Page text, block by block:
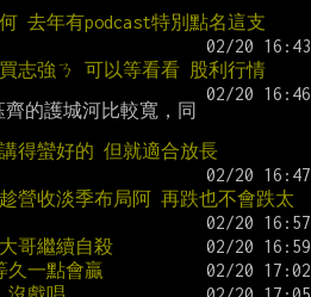
去年有podcast特別點名這支
志強ㄋ 可以等看看 股利行情
的護城河比較寬，同
得蠻好的 但就適合放長
營收淡季布局阿 再跌也不會跌太
哥繼續自殺
一點會贏